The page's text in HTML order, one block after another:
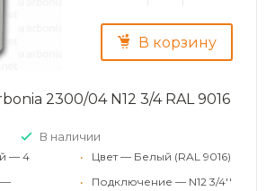
В корзину
2300/04 N12 3/4 RAL 9016
В наличии
— 4
—
•
Цвет — Белый (RAL 9016)
•
Подключение — N12 3/4''